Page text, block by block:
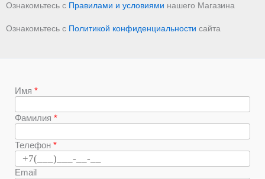
Ознакомьтесь с Правилами и условиями нашего Магазина
Ознакомьтесь с Политикой конфиденциальности сайта
Имя
Фамилия
Телефон
Email